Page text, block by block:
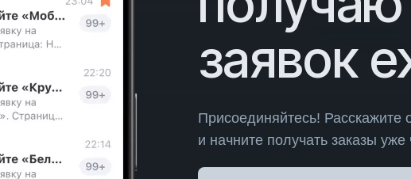
заявок
Присоединяйтесь! Расскажите
и начните получать заказы